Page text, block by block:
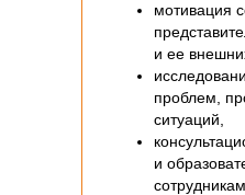
мотивация
и ее
проблем,
ситуаций,
и